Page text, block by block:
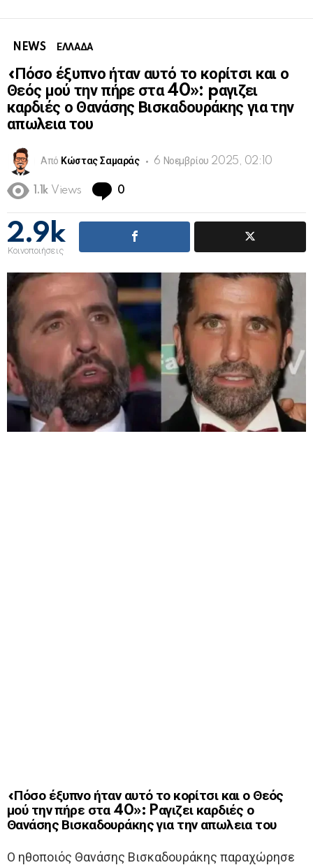
NEWS ΕΛΛΑΔΑ
«Πόσο έξυπνο ήταν αυτό το κορίτσι και ο
Θεός μού την πήρε στα 40»: pαγιζει
καρδιές ο Θανάσης Βισκαδουράκης για την
απωλεια του
Από Κώστας Σαμαράς 6 Νοεμβρίου 2025, 02:10
1.1k Views 0
2.9k
Κοινοποιήσεις
«Πόσο έξυπνο ήταν αυτό το κορίτσι και ο Θεός
μού την πήρε στα 40»: Pαγιζει καρδιές ο
Θανάσης Βισκαδουράκης για την απωλεια του
Ο ηθοποιός Θανάσης Βισκαδουράκης παραχώρησε